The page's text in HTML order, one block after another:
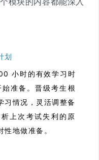
划
小时的有效学习时
始准备。晋级考生根
习情况，灵活调整备
上次考试失利的原
性地做准备。